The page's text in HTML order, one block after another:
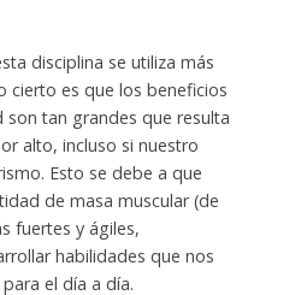
disciplina se utiliza más
cierto es que los beneficios
son tan grandes que resulta
alto, incluso si nuestro
Esto se debe a que
de masa muscular (de
fuertes y ágiles,
habilidades que nos
el día a día.